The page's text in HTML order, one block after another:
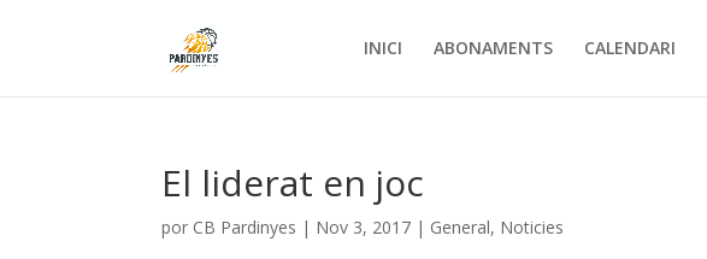
INICI ABONAMENTS CALENDARI
El liderat en joc
por CB Pardinyes | Nov 3, 2017 | General, Noticies